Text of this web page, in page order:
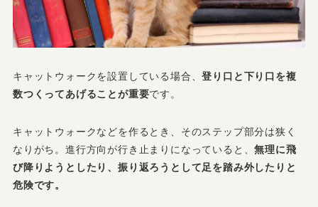
キャットウォークを設置している場合、登り口と下り口を複
数つくってあげることが重要です。
キャットウォークなどを作るとき、そのステップ部分は狭く
なりがち。進行方向が行き止まりになっていると、無理に飛
び降りようとしたり、振り返ろうとして足を踏み外したりと
危険です。